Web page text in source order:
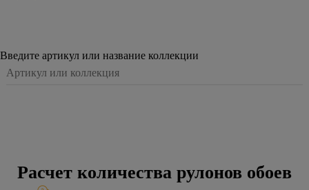
Введите артикул или название коллекции
Расчет количества рулонов обоев